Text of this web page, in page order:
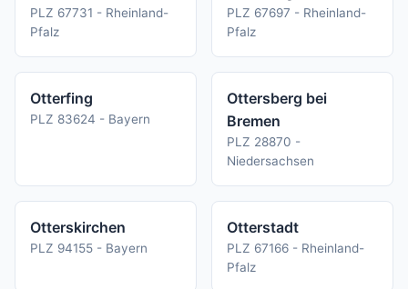
PLZ 67731 - Rheinland-
Pfalz
PLZ 67697 - Rheinland-
Pfalz
Otterfing
PLZ 83624 - Bayern
Ottersberg bei
Bremen
PLZ 28870 -
Niedersachsen
Otterskirchen
PLZ 94155 - Bayern
Otterstadt
PLZ 67166 - Rheinland-
Pfalz